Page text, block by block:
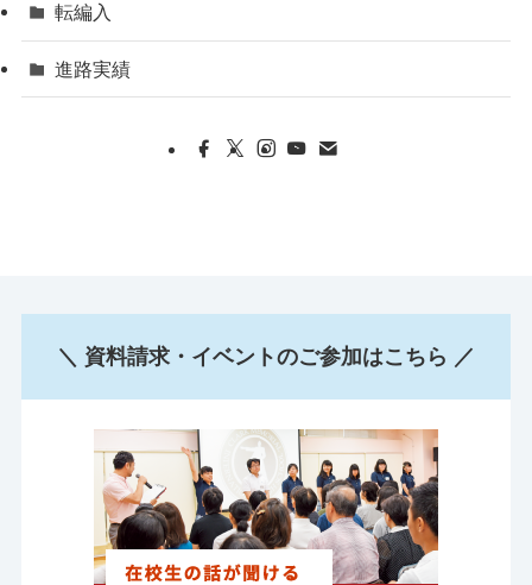
転編入
進路実績
＼ 資料請求・イベントのご参加はこちら ／